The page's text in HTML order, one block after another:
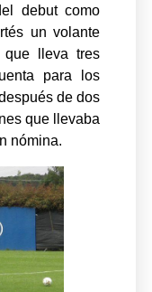
debut como
un volante
que lleva tres
para los
de dos
que llevaba
nómina.